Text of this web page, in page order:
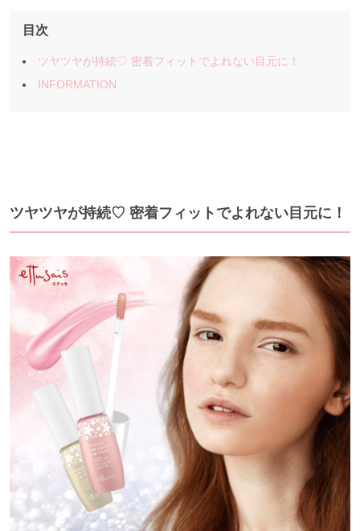
目次
ツヤツヤが持続♡ 密着フィットでよれない目元に！
INFORMATION
ツヤツヤが持続♡ 密着フィットでよれない目元に！